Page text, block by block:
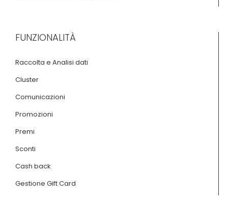
FUNZIONALITÀ
Raccolta e Analisi dati
Cluster
Comunicazioni
Promozioni
Premi
Sconti
Cash back
Gestione Gift Card